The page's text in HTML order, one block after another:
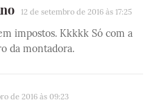
12 de setembro de 2016 às 17:25
impostos. Kkkkk Só com a
da montadora.
de 2016 às 09:23